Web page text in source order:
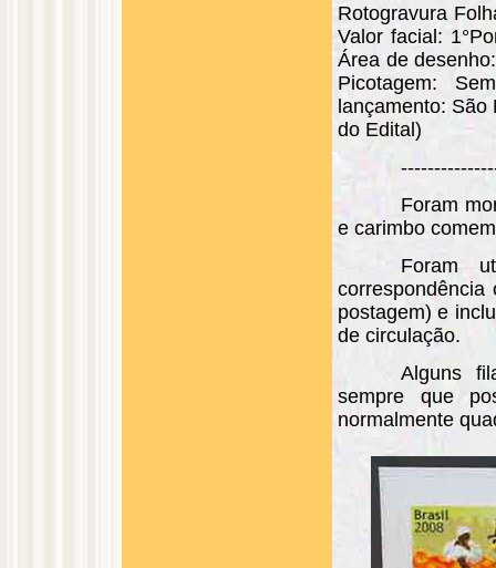
Rotogravura
Valor facial:
Área de
Picotagem:
lançamento: São
do Edital)
Foram
e carimbo
Foram
postagem) e
de circulação.
Alguns
sempre que
normalmente